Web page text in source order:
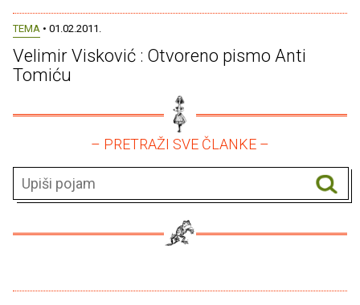
TEMA • 01.02.2011.
Velimir Visković : Otvoreno pismo Anti
Tomiću
– PRETRAŽI SVE ČLANKE –